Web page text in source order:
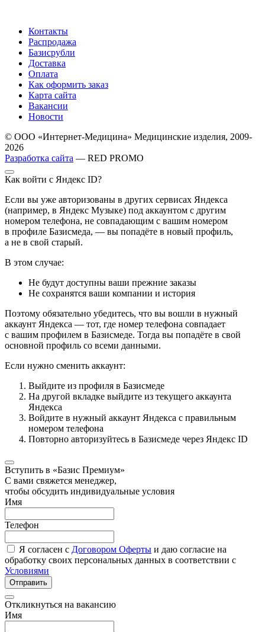
Контакты
Распродажа
Базисрубли
Доставка
Оплата
Как оформить заказ
Карта сайта
Вакансии
Новости
© ООО «Интернет-Медицина» Медицинские изделия, 2009-
2026
Разработка сайта — RED PROMO
Как войти с Яндекс ID?
Если вы уже авторизованы в других сервисах Яндекса
(например, в Яндекс Музыке) под аккаунтом с другим
номером телефона, не совпадающим с вашим номером
в профиле Базисмеда, — вы попадёте в новый профиль,
а не в свой старый.
В этом случае:
Не будут доступны ваши прежние заказы
Не сохранятся ваши компании и история
Поэтому обязательно убедитесь, что вы вошли в нужный
аккаунт Яндекса — тот, где номер телефона совпадает
с вашим профилем в Базисмеде. Тогда вы попадёте в свой
основной профиль со всеми данными.
Если нужно сменить аккаунт:
Выйдите из профиля в Базисмеде
На другой вкладке выйдите из текущего аккаунта
Яндекса
Войдите в нужный аккаунт Яндекса с правильным
номером телефона
Повторно авторизуйтесь в Базисмеде через Яндекс ID
Вступить в «Базис Премиум»
С вами свяжется менеджер,
чтобы обсудить индивидуальные условия
Имя
Телефон
Я согласен с Договором Оферты и даю согласие на
обработку своих персональных данных в соответствии с
Условиями
Отправить
Откликнуться на вакансию
Имя